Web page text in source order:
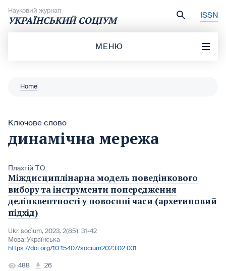
Науковий журнал
УКРАЇНСЬКИЙ СОЦІУМ ISSN
МЕНЮ
Home
Ключове слово
динамічна мережа
Плахтій Т.О.
Міждисциплінарна модель поведінкового
вибору та інструменти попередження
делінквентності у повоєнні часи (архетиповий
підхід)
Ukr. socìum, 2023, 2(85): 31-42
Мова:Українська
https://doi.org/10.15407/socium2023.02.031
488
26